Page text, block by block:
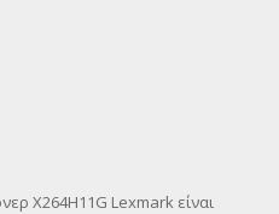
X264H11G Lexmark είναι